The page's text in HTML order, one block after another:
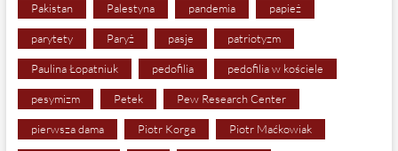
Pakistan Palestyna pandemia papież
parytety Paryż pasje patriotyzm
Paulina Łopatniuk pedofilia pedofilia w kościele
pesymizm Petek Pew Research Center
pierwsza dama Piotr Korga Piotr Maćkowiak